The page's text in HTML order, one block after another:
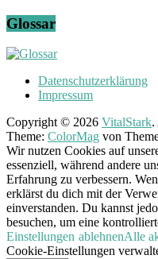
Glossar
Datenschutzerklärung
Impressum
Copyright © 2026 VitalStark.
Theme: ColorMag von
Wir nutzen Cookies auf
essenziell, während andere
Erfahrung zu verbessern.
erklärst du dich mit der
einverstanden. Du kannst
besuchen, um eine
Einstellungen ablehnenAlle
Cookie-Einstellungen